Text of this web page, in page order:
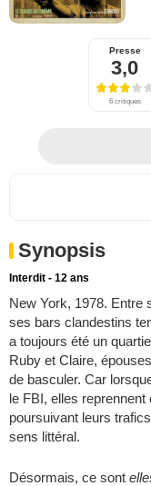
Presse
3,0
6 critiques
Synopsis
Interdit - 12 ans
New York, 1978. Entre
ses bars clandestins
a toujours été un
Ruby et Claire,
de basculer. Car
le FBI, elles
poursuivant leurs
sens littéral.
Désormais, ce sont